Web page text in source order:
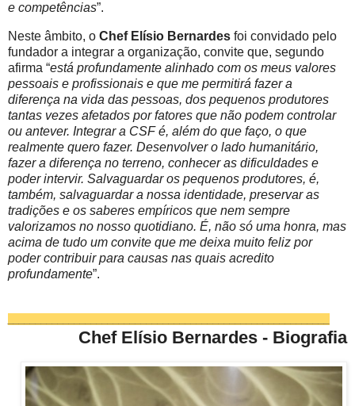
e competências”.
Neste âmbito, o Chef Elísio Bernardes foi convidado pelo
fundador a integrar a organização, convite que, segundo
afirma “está profundamente alinhado com os meus valores
pessoais e profissionais e que me permitirá fazer a
diferença na vida das pessoas, dos pequenos produtores
tantas vezes afetados por fatores que não podem controlar
ou antever. Integrar a CSF é, além do que faço, o que
realmente quero fazer. Desenvolver o lado humanitário,
fazer a diferença no terreno, conhecer as dificuldades e
poder intervir. Salvaguardar os pequenos produtores, é,
também, salvaguardar a nossa identidade, preservar as
tradições e os saberes empíricos que nem sempre
valorizamos no nosso quotidiano. É, não só uma honra, mas
acima de tudo um convite que me deixa muito feliz por
poder contribuir para causas nas quais acredito
profundamente”.
Chef Elísio Bernardes - Biografia